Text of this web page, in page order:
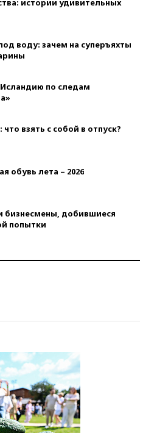
воду: зачем на суперъяхты
по следам
взять с собой в отпуск?
обувь лета – 2026
бизнесмены, добившиеся
попытки